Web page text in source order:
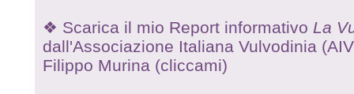
❖ Scarica il mio Report informativoLa
dall'Associazione Italiana Vulvodinia
Filippo Murina (cliccami)